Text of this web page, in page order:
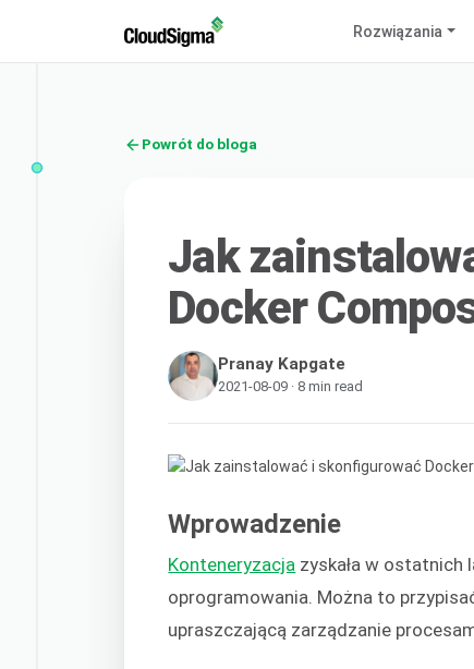
Rozwiązania
Powrót do bloga
Jak
Docker
Pranay Kapgate
2021-08-09 · 8 min read
Wprowadzenie
Konteneryzacja zyskała w ostatnich
oprogramowania. Można to
upraszczającą zarządzanie